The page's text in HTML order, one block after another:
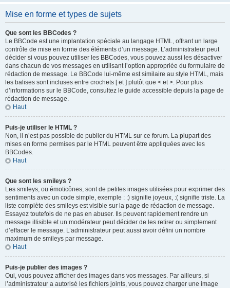
Mise en forme et types de sujets
Que sont les BBCodes ?
Le BBCode est une implantation spéciale au langage HTML, offrant un large
contrôle de mise en forme des éléments d’un message. L’administrateur peut
décider si vous pouvez utiliser les BBCodes, vous pouvez aussi les désactiver
dans chacun de vos messages en utilisant l’option appropriée du formulaire de
rédaction de message. Le BBCode lui-même est similaire au style HTML, mais
les balises sont incluses entre crochets [ et ] plutôt que < et >. Pour plus
d’informations sur le BBCode, consultez le guide accessible depuis la page de
rédaction de message.
Haut
Puis-je utiliser le HTML ?
Non, il n’est pas possible de publier du HTML sur ce forum. La plupart des
mises en forme permises par le HTML peuvent être appliquées avec les
BBCodes.
Haut
Que sont les smileys ?
Les smileys, ou émoticônes, sont de petites images utilisées pour exprimer des
sentiments avec un code simple, exemple : :) signifie joyeux, :( signifie triste. La
liste complète des smileys est visible sur la page de rédaction de message.
Essayez toutefois de ne pas en abuser. Ils peuvent rapidement rendre un
message illisible et un modérateur peut décider de les retirer ou simplement
d’effacer le message. L’administrateur peut aussi avoir défini un nombre
maximum de smileys par message.
Haut
Puis-je publier des images ?
Oui, vous pouvez afficher des images dans vos messages. Par ailleurs, si
l’administrateur a autorisé les fichiers joints, vous pouvez charger une image